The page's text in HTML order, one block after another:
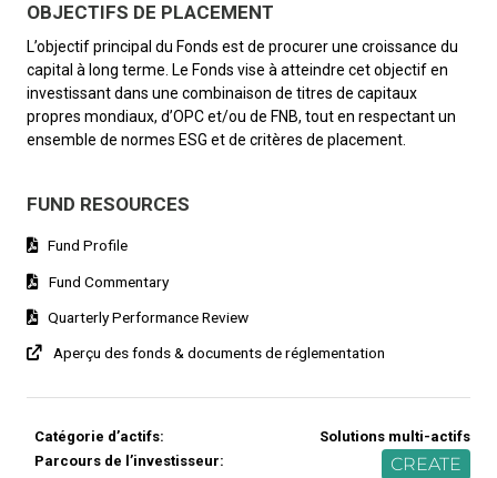
OBJECTIFS DE PLACEMENT
L’objectif principal du Fonds est de procurer une croissance du
capital à long terme. Le Fonds vise à atteindre cet objectif en
investissant dans une combinaison de titres de capitaux
propres mondiaux, d’OPC et/ou de FNB, tout en respectant un
ensemble de normes ESG et de critères de placement.
FUND RESOURCES
Fund Profile
Fund Commentary
Quarterly Performance Review
Aperçu des fonds & documents de réglementation
Catégorie d’actifs:
Solutions multi-actifs
Parcours de l’investisseur:
CREATE